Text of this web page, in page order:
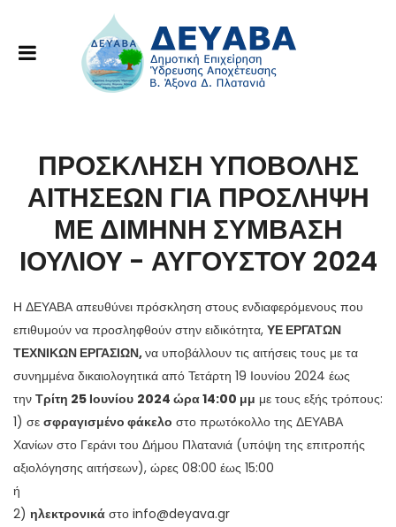
ΠΡΟΣΚΛΗΣΗ ΥΠΟΒΟΛΗΣ
ΑΙΤΗΣΕΩΝ ΓΙΑ ΠΡΟΣΛΗΨΗ
ΜΕ ΔΙΜΗΝΗ ΣΥΜΒΑΣΗ
ΙΟΥΛΙΟY - ΑΥΓΟΥΣΤΟY 2024
Η ΔΕΥΑΒΑ απευθύνει πρόσκληση στους ενδιαφερόμενους που
επιθυμούν να προσληφθούν στην ειδικότητα, ΥΕ ΕΡΓΑΤΩΝ
ΤΕΧΝΙΚΩΝ ΕΡΓΑΣΙΩΝ,να υποβάλλουν τις αιτήσεις τους με τα
συνημμένα δικαιολογητικά από Τετάρτη 19 Ιουνίου 2024 έως
την Τρίτη 25 Ιουνίου 2024 ώρα 14:00 μμ με τους εξής τρόπους:
1) σε σφραγισμένο φάκελο στο πρωτόκολλο της ΔΕΥΑΒΑ
Χανίων στο Γεράνι του Δήμου Πλατανιά (υπόψη της επιτροπής
αξιολόγησης αιτήσεων), ώρες 08:00 έως 15:00
ή
2) ηλεκτρονικά στο info@deyava.gr